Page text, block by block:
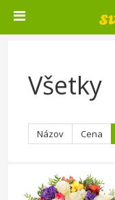
Všetky
Názov Cena